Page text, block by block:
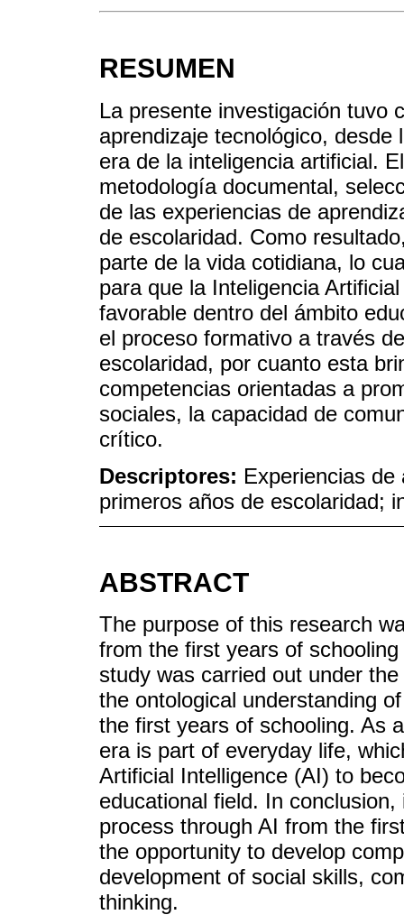
RESUMEN
La presente investigación tuvo
aprendizaje tecnológico,
era de la inteligencia artificial.
metodología documental,
de las experiencias de
de escolaridad. Como
parte de la vida cotidiana, lo
para que la Inteligencia
favorable dentro del ámbito
el proceso formativo a través
escolaridad, por cuanto esta
competencias orientadas a
sociales, la capacidad de
crítico.
Descriptores: Experiencias de
primeros años de escolaridad;
ABSTRACT
The purpose of this research
from the first years of
study was carried out under
the ontological understanding
the first years of schooling. As
era is part of everyday life,
Artificial Intelligence (AI) to
educational field. In
process through AI from the
the opportunity to develop
development of social skills,
thinking.